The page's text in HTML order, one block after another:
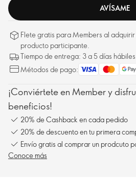
AVÍSAME
Flete gratis para Members al
producto participante.
Tiempo de entrega: 3 a 5 días hábiles
Métodos de pago:
¡Conviértete en Member y
beneficios!
20% de Cashback en cada pedido
20% de descuento en tu primera
Envío gratis al comprar un prodcuto
Conoce más